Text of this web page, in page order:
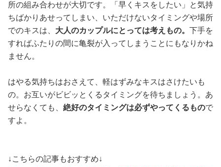
所の組み合わせが大切です。「早くキスをしたい」と気持
ちばかりあせってしまい、いただけないタイミングや場所
でのキスは、 大人のカップルにとっては考えもの。 下手を
すればふたりの間に亀裂が入ってしまうことにもなりかね
ません。
はやる気持ちはおさえて、軽はずみなキスはさけたいも
の。お互いがビビッとくるタイミングを待ちましょう。あ
せらなくても、 絶好のタイミングは必ずやってくるもので
すよ。
↓こちらの記事もおすすめ↓